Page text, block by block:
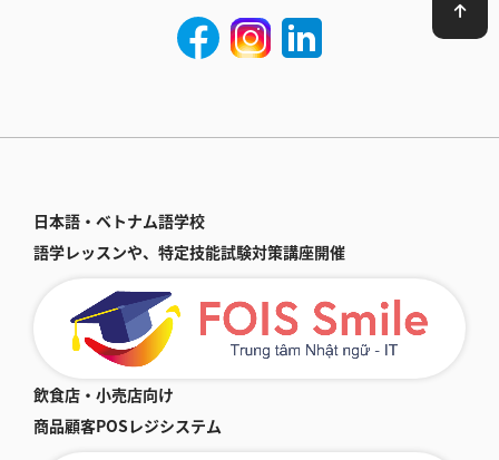
日本語・ベトナム語学校
語学レッスンや、特定技能試験対策講座開催
飲食店・小売店向け
商品顧客POSレジシステム